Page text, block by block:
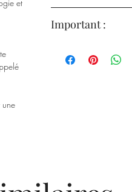
et
une
risques dérivant de
attentivement et de
d’emploi avant
Important :
réactions allergiques.
avant chaque